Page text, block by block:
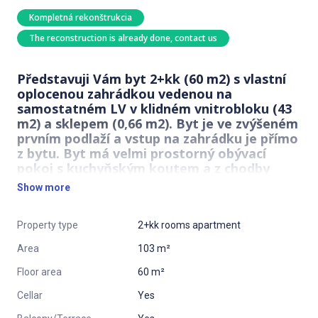
Kompletná rekonštrukcia
The reconstruction is already done, contact us
Představuji Vám byt 2+kk (60 m2) s vlastní
oplocenou zahrádkou vedenou na
samostatném LV v klidném vnitrobloku (43
m2) a sklepem (0,66 m2). Byt je ve zvýšeném
prvním podlaží a vstup na zahrádku je přímo
z bytu. Byt má velmi prostorný obývací
pokoj s kuchyňským koutem a z chodby
vstup do koupelny, WC a samostatný vstup i
Vlastní zahrádka je dostatečně prostorná pro bezpečné vyžití
V okolí domu je veškerá občanská vybavenost (restaurace,
Show more
Property type 2+kk rooms apartment
Area 103 m²
Floor area 60 m²
Cellar Yes